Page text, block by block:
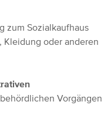
zum Sozialkaufhaus
Kleidung oder anderen
Vorgängen